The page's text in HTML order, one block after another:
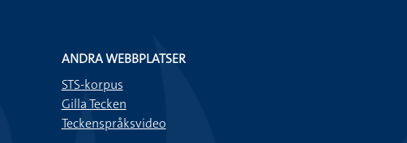
ANDRA WEBBPLATSER
STS-korpus
Gilla Tecken
Teckenspråksvideo